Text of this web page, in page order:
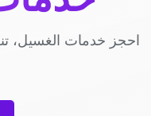
احجز خدمات الغسيل،